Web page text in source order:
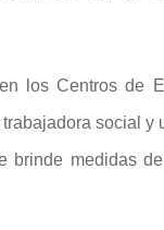
los Centros de
social
brinde medidas